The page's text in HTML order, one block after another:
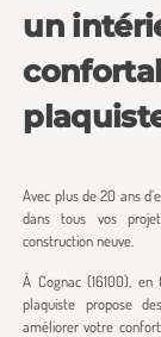
un
Avec plus de 20 ans
dans tous vos
construction neuve.
À Cognac (16100),
plaquiste propose
améliorer votre